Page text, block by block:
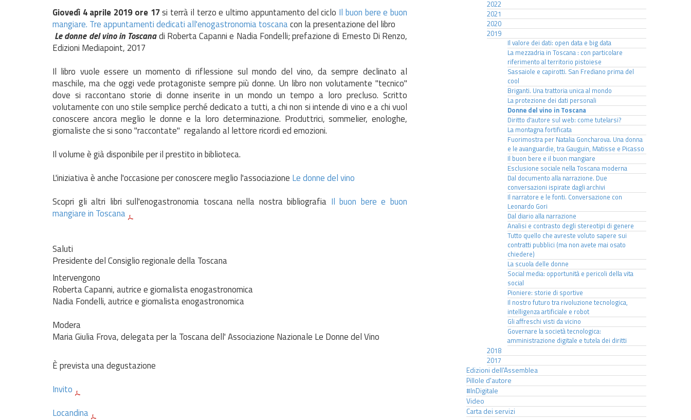
Giovedì 4 aprile 2019 ore 17si terrà il terzo e ultimo appuntamento del ciclo Il buon bere e buon
mangiare. Tre appuntamenti dedicati all'enogastronomia toscanacon la presentazione del libro
Le donne del vino in Toscanadi Roberta Capanni e Nadia Fondelli; prefazione di Ernesto Di Renzo,
Edizioni Mediapoint, 2017
Il libro vuole essere un momento di riflessione sul mondo del vino, da sempre declinato al
maschile, ma che oggi vede protagoniste sempre più donne. Un libro non volutamente "tecnico"
dove si raccontano storie di donne inserite in un mondo un tempo a loro precluso. Scritto
volutamente con uno stile semplice perché dedicato a tutti, a chi non si intende di vino e a chi vuol
conoscere ancora meglio le donne e la loro determinazione. Produttrici, sommelier, enologhe,
giornaliste che si sono "raccontate" regalando al lettore ricordi ed emozioni.
Il volume è già disponibile per il prestito in biblioteca.
L'iniziativa è anche l'occasione per conoscere meglio l'associazione Le donne del vino
Scopri gli altri libri sull'enogastronomia toscana nella nostra bibliografia Il buon bere e buon
mangiare in Toscana
Saluti
Presidente del Consiglio regionale della Toscana
Intervengono
Roberta Capanni, autrice e giornalista enogastronomica
Nadia Fondelli, autrice e giornalista enogastronomica
Modera
Maria Giulia Frova, delegata per la Toscana dell' Associazione Nazionale Le Donne del Vino
È prevista una degustazione
Invito
Locandina
2022
2021
2020
2019
Il valore dei dati: open data e big data
La mezzadria in Toscana : con particolare
riferimento al territorio pistoiese
Sassaiole e capirotti. San Frediano prima del
cool
Briganti. Una trattoria unica al mondo
La protezione dei dati personali
Donne del vino in Toscana
Diritto d'autore sul web: come tutelarsi?
La montagna fortificata
Fuorimostra per Natalia Goncharova. Una donna
e le avanguardie, tra Gauguin, Matisse e Picasso
Il buon bere e il buon mangiare
Esclusione sociale nella Toscana moderna
Dal documento alla narrazione. Due
conversazioni ispirate dagli archivi
Il narratore e le fonti. Conversazione con
Leonardo Gori
Dal diario alla narrazione
Analisi e contrasto degli stereotipi di genere
Tutto quello che avreste voluto sapere sui
contratti pubblici (ma non avete mai osato
chiedere)
La scuola delle donne
Social media: opportunità e pericoli della vita
social
Pioniere: storie di sportive
Il nostro futuro tra rivoluzione tecnologica,
intelligenza artificiale e robot
Gli affreschi visti da vicino
Governare la società tecnologica:
amministrazione digitale e tutela dei diritti
2018
2017
Edizioni dell'Assemblea
Pillole d'autore
#InDigitale
Video
Carta dei servizi